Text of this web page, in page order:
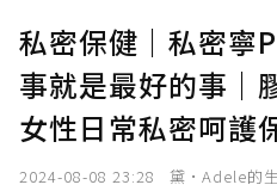
私密保健｜私密寧
事就是最好的事｜
女性日常私密呵護
2024-08-08 23:28 黛•Adele的